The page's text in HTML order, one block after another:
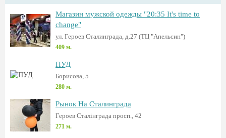
Магазин мужской одежды "20:35 It's time to
change"
ул. Героев Сталинграда, д.27 (ТЦ "Апельсин")
409 м.
ПУД
Борисова, 5
280 м.
Рынок На Сталинграда
Героев Сталінграда просп., 42
271 м.